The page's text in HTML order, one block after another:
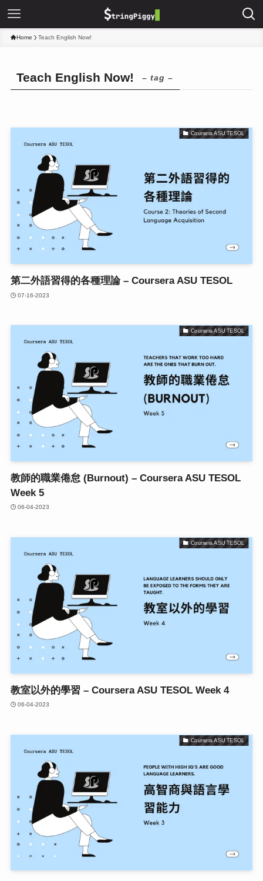
Home Teach English Now!
Teach English Now! – tag –
Coursera ASU TESOL
第二外語習得的各種理論 – Coursera ASU TESOL
07-16-2023
Coursera ASU TESOL
教師的職業倦怠 (Burnout) – Coursera ASU TESOL
Week 5
06-04-2023
Coursera ASU TESOL
教室以外的學習 – Coursera ASU TESOL Week 4
06-04-2023
Coursera ASU TESOL